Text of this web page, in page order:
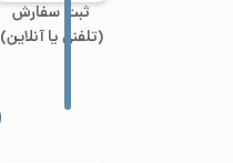
ثبت سفارش
(تلفنی یا آنلاین)